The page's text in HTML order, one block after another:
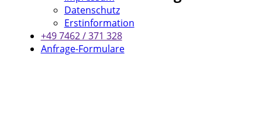
Datenschutz
Erstinformation
+49 7462 / 371 328
Anfrage-Formulare